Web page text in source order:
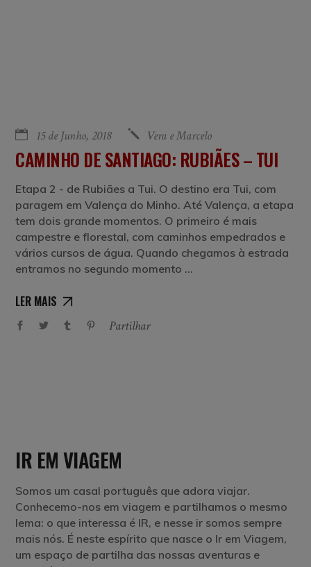
15 de Junho, 2018 Vera e Marcelo
CAMINHO DE SANTIAGO: RUBIÃES – TUI
Etapa 2 - de Rubiães a Tui. O destino era Tui, com
paragem em Valença do Minho. Até Valença, a etapa
tem dois grande momentos. O primeiro é mais
campestre e florestal, com caminhos empedrados e
vários cursos de água. Quando chegamos à estrada
entramos no segundo momento
LER MAIS
Partilhar
IR EM VIAGEM
Somos um casal português que adora viajar.
Conhecemo-nos em viagem e partilhamos o mesmo
lema: o que interessa é IR, e nesse ir somos sempre
mais nós. É neste espírito que nasce o Ir em Viagem,
um espaço de partilha das nossas aventuras e